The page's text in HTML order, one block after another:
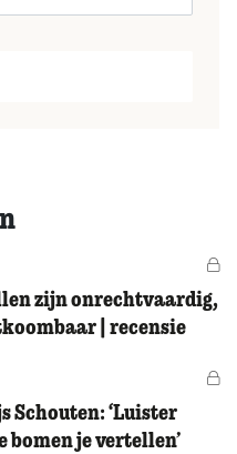
zijn onrechtvaardig,
| recensie
Schouten: ‘Luister
bomen je vertellen’